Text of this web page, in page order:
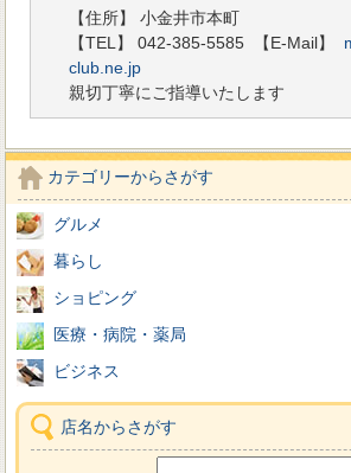
【住所】 小金井市本町
【TEL】 042-385-5585
【E-Mail】
club.ne.jp
親切丁寧にご指導いたします
カテゴリーからさがす
グルメ
暮らし
ショピング
医療・病院・薬局
ビジネス
店名からさがす